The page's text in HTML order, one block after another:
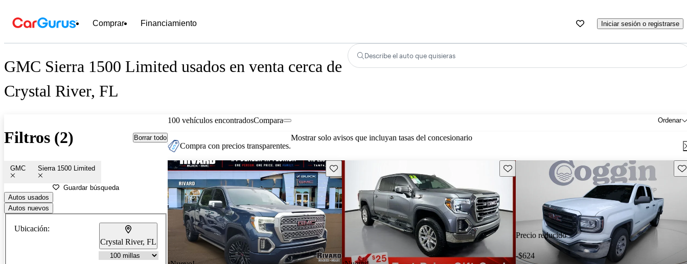
Comprar Financiamiento Iniciar sesión o registrarse
GMC Sierra 1500 Limited usados en venta cerca de
Crystal River, FL
Describe el auto que quisieras
Filtros (2) Borrar todo
GMC Sierra 1500 Limited
Guardar búsqueda
Autos usados
Autos nuevos
Ubicación:
Crystal River, FL
100 vehículos encontrados Ordenar
Compara
Compra con precios transparentes.
Mostrar solo avisos que incluyan tasas del concesionario
Guarda este Aviso Guarda este Aviso
Precio reducido
-$624